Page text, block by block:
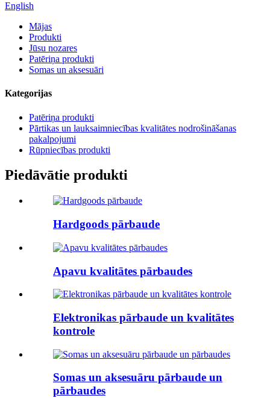
English
Mājas
Produkti
Jūsu nozares
Patēriņa produkti
Somas un aksesuāri
Kategorijas
Patēriņa produkti
Pārtikas un lauksaimniecības kvalitātes nodrošināšanas
pakalpojumi
Rūpniecības produkti
Piedāvātie produkti
Hardgoods pārbaude
Apavu kvalitātes pārbaudes
Elektronikas pārbaude un kvalitātes
kontrole
Somas un aksesuāru pārbaude un
pārbaudes